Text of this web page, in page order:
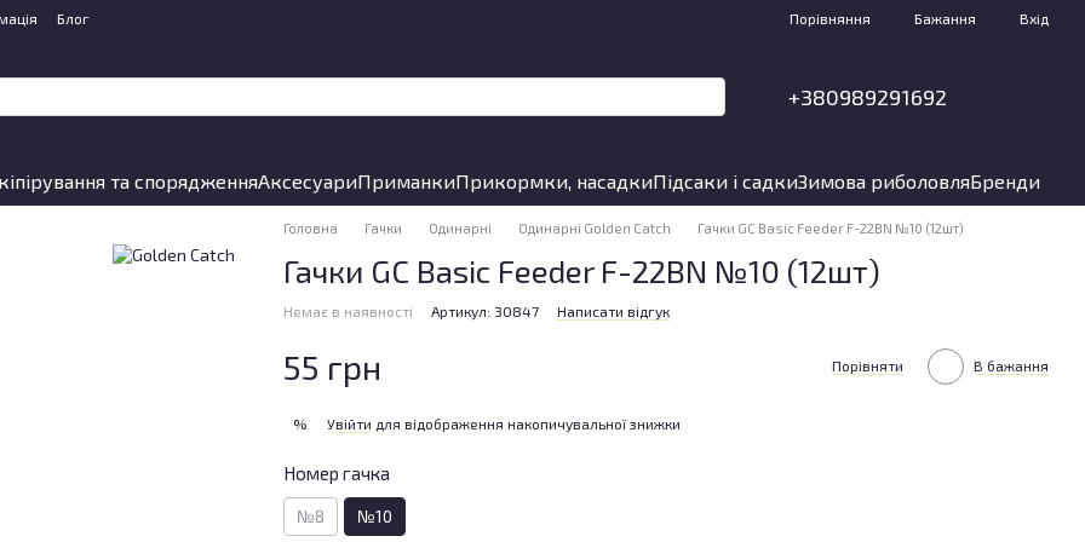
Блог Порівняння Бажання Вхід
+380989291692
та спорядженняАксесуариПриманкиПрикормки, насадкиПідсаки і садкиЗимова риболовляБренди
Головна Гачки Одинарні Одинарні Golden Catch Гачки GC Basic Feeder F-22BN №10 (12шт)
Гачки GC Basic Feeder F-22BN №10 (12шт)
Немає в наявності Артикул: 30847 Написати відгук
55 грн Порівняти В бажання
% Увійти для відображення накопичувальної знижки
Номер гачка
№8 №10